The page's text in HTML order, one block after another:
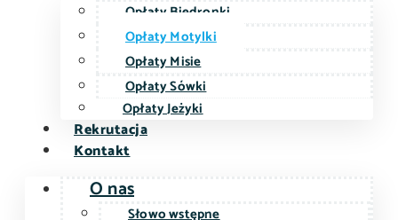
Opłaty Biedronki
Opłaty Motylki
Opłaty Misie
Opłaty Sówki
Opłaty Jeżyki
Rekrutacja
Kontakt
O nas
Słowo wstępne